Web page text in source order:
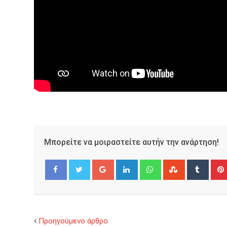
Μπορείτε να μοιραστείτε αυτήν την ανάρτηση!
Google+ LinkedIn WhatsappStumbleUpon
Tumblr
Προηγούμενο άρθρο